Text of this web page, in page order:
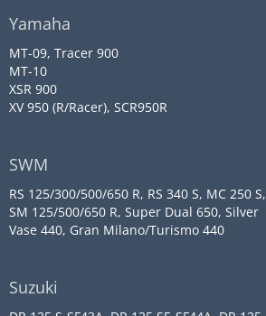
Yamaha
MT-09, Tracer 900
MT-10
XSR 900
XV 950 (R/Racer), SCR950R
SWM
RS 125/300/500/650 R, RS 340 S, MC 250 S,
SM 125/500/650 R, Super Dual 650, Silver
Vase 440, Gran Milano/Turismo 440
Suzuki